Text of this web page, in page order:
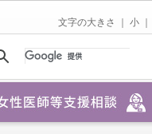
文字の大きさ ｜ 小